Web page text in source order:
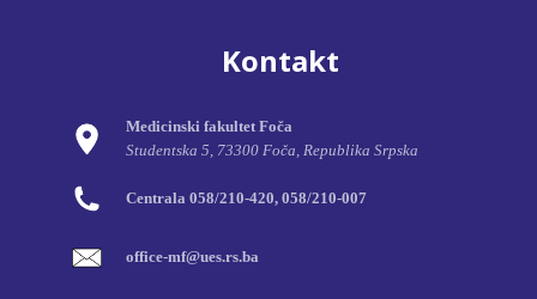
Kontakt
Medicinski fakultet Foča
Studentska 5, 73300 Foča, Republika Srpska
Centrala 058/210-420, 058/210-007
office-mf@ues.rs.ba